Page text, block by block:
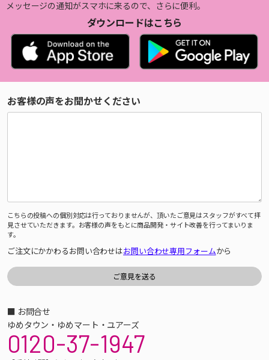
メッセージの通知がスマホに来るので、さらに便利。
ダウンロードはこちら
お客様の声をお聞かせください
こちらの投稿への個別対応は行っておりませんが、頂いたご意見はスタッフがすべて拝
見させていただきます。お客様の声をもとに商品開発・サイト改善を行ってまいりま
す。
ご注文にかかわるお問い合わせはお問い合わせ専用フォームから
■ お問合せ
ゆめタウン・ゆめマート・ユアーズ
0120-37-1947